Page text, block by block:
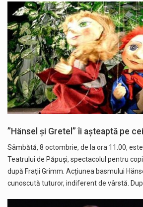
”Hänsel și Gretel” îi așteaptă pe
Sâmbătă, 8 octombrie, de la ora 11.00,
Teatrului de Păpuși, spectacolul pentru
după Frații Grimm. Acțiunea basmului
cunoscută tuturor, indiferent de vârstă.